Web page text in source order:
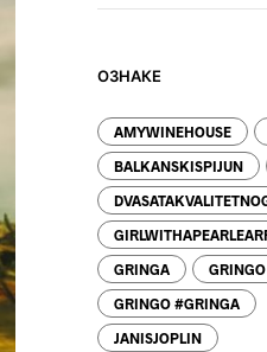
ОЗНАКЕ
AMYWINEHOUSE
BALKANSKISPIJUN
GRINGA GRINGO
GRINGO #GRINGA
JANISJOPLIN